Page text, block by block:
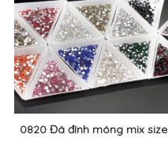
0820 Đá đính móng mix size